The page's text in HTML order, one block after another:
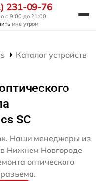
231-09-76
с 9:00 до 21:00
мне утром
Каталог устройств
SC
Наши менеджеры из
Нижнем Новгороде
оптического